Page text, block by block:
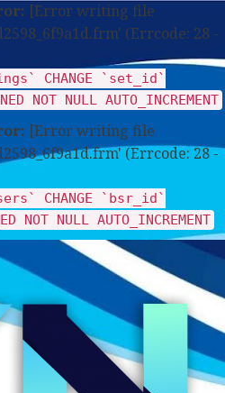
[Error writing file
(Errcode: 28 -
CHANGE `set_id`
NOT NULL AUTO_INCREMENT
[Error writing file
(Errcode: 28 -
CHANGE `bsr_id`
NULL AUTO_INCREMENT